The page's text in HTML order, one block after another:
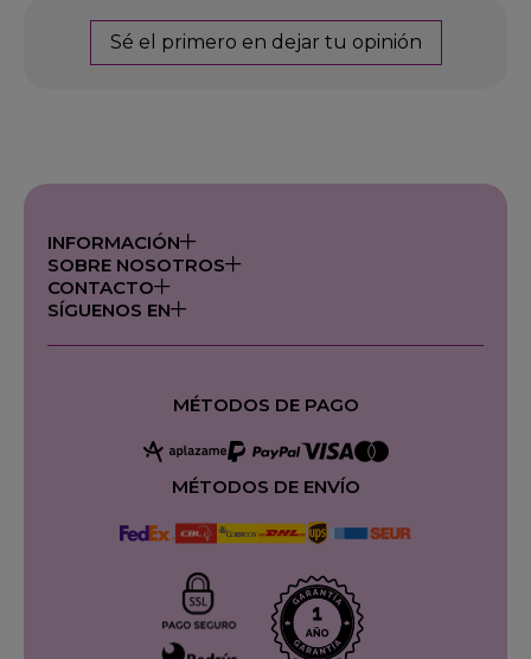
Sé el primero en dejar tu opinión
INFORMACIÓN
SOBRE NOSOTROS
CONTACTO
SÍGUENOS EN
MÉTODOS DE PAGO
MÉTODOS DE ENVÍO